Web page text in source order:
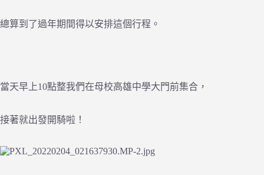
總算到了過年期間得以安排這個行程。
當天早上10點整我們在母校高雄中學大門前集合，
接著就出發開騎啦！